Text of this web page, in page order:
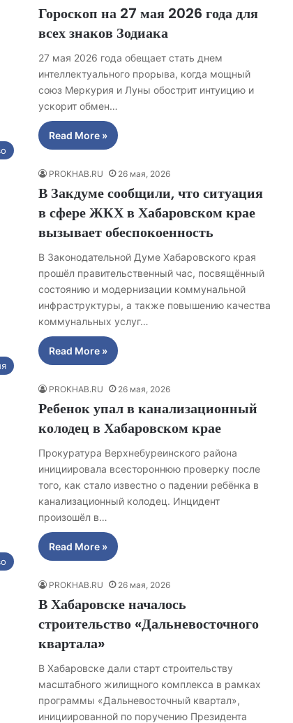
Гороскоп на 27 мая 2026 года для
всех знаков Зодиака
27 мая 2026 года обещает стать днем
интеллектуального прорыва, когда мощный
союз Меркурия и Луны обострит интуицию и
ускорит обмен…
Read More »
PROKHAB.RU 26 мая, 2026
В Закдуме сообщили, что ситуация
в сфере ЖКХ в Хабаровском крае
вызывает обеспокоенность
В Законодательной Думе Хабаровского края
прошёл правительственный час, посвящённый
состоянию и модернизации коммунальной
инфраструктуры, а также повышению качества
коммунальных услуг…
Read More »
PROKHAB.RU 26 мая, 2026
Ребенок упал в канализационный
колодец в Хабаровском крае
Прокуратура Верхнебуреинского района
инициировала всестороннюю проверку после
того, как стало известно о падении ребёнка в
канализационный колодец. Инцидент
произошёл в…
Read More »
PROKHAB.RU 26 мая, 2026
В Хабаровске началось
строительство «Дальневосточного
квартала»
В Хабаровске дали старт строительству
масштабного жилищного комплекса в рамках
программы «Дальневосточный квартал»,
инициированной по поручению Президента